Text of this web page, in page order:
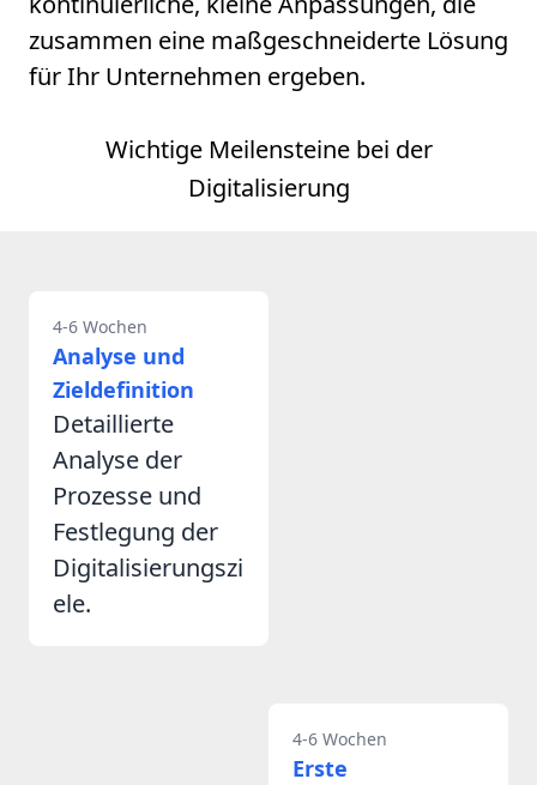
zusammen eine maßgeschneiderte Lösung
für Ihr Unternehmen ergeben.
Wichtige Meilensteine bei der
Digitalisierung
4-6 Wochen
Analyse und
Zieldefinition
Detaillierte
Analyse der
Prozesse und
Festlegung der
Digitalisierungszi
ele.
4-6 Wochen
Erste